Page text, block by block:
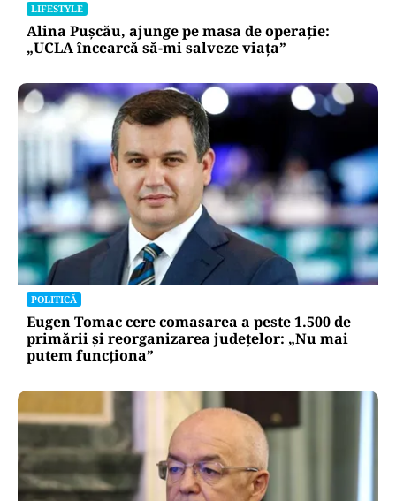
LIFESTYLE
Alina Pușcău, ajunge pe masa de operație:
„UCLA încearcă să-mi salveze viața”
POLITICĂ
Eugen Tomac cere comasarea a peste 1.500 de
primării și reorganizarea județelor: „Nu mai
putem funcționa”